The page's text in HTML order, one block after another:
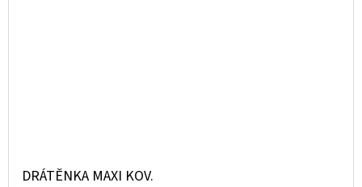
DRÁTĚNKA MAXI KOV.